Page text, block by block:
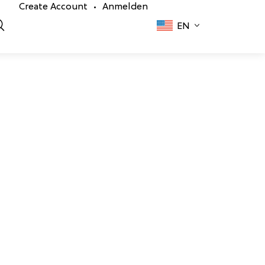
Create Account •
Anmelden
EN